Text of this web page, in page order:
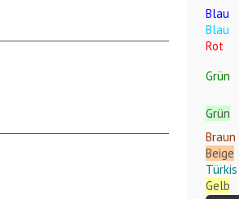
Blau
Blau
Rot
Grün
Grün
Braun
Beige
Türkis
Gelb